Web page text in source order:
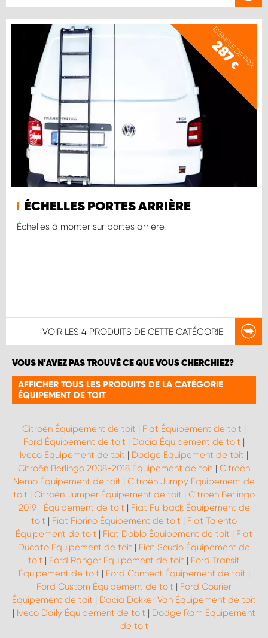
EXEMPLE DE PRIX
287
€
ÉCHELLES PORTES ARRIÈRE
Échelles à monter sur portes arrière.
VOIR LES 4 PRODUITS DE CETTE CATÉGORIE
VOUS N'AVEZ PAS TROUVÉ CE QUE VOUS CHERCHIEZ?
AFFICHER TOUS LES PRODUITS DE LA CATÉGORIE
ÉQUIPEMENT DE TOIT
Citroën Équipement de toit | Fiat Équipement de toit |
Ford Équipement de toit | Dacia Équipement de toit |
Iveco Équipement de toit | Dodge Équipement de toit |
Citroën Berlingo 2008-2018 Équipement de toit | Citroën
Nemo Équipement de toit | Citroën Jumpy Équipement de
toit | Citroën Jumper Équipement de toit | Citroën Berlingo
2019- Équipement de toit | Fiat Fullback Équipement de
toit | Fiat Fiorino Équipement de toit | Fiat Talento
Équipement de toit | Fiat Doblo Équipement de toit | Fiat
Ducato Équipement de toit | Fiat Scudo Équipement de
toit | Ford Ranger Équipement de toit | Ford Transit
Équipement de toit | Ford Connect Équipement de toit |
Ford Custom Équipement de toit | Ford Courier
Équipement de toit | Dacia Dokker Van Équipement de toit
| Iveco Daily Équipement de toit | Dodge Ram Équipement
de toit